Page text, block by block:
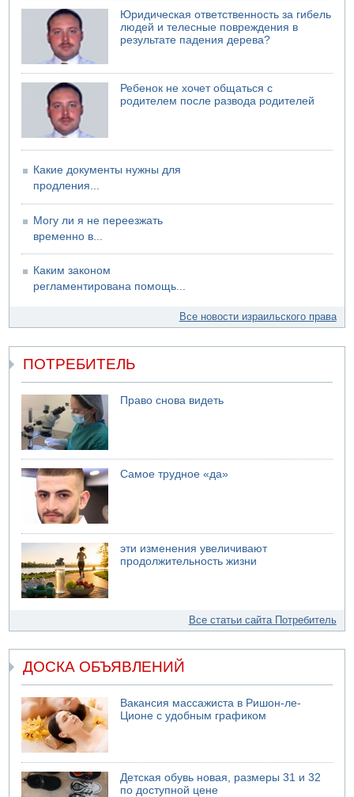
07.08.2026 06:24
Саудовская Аравия сообщает о нападении хуситов
Юридическая ответственность за гибель
людей и телесные повреждения в
результате падения дерева?
Ребенок не хочет общаться с
родителем после развода родителей
Какие документы нужны для
продления...
Могу ли я не переезжать
временно в...
Каким законом
регламентирована помощь...
Все новости израильского права
ПОТРЕБИТЕЛЬ
Право снова видеть
Самое трудное «да»
эти изменения увеличивают
продолжительность жизни
Все статьи сайта Потребитель
ДОСКА ОБЪЯВЛЕНИЙ
Вакансия массажиста в Ришон-ле-
Ционе с удобным графиком
Детская обувь новая, размеры 31 и 32
по доступной цене